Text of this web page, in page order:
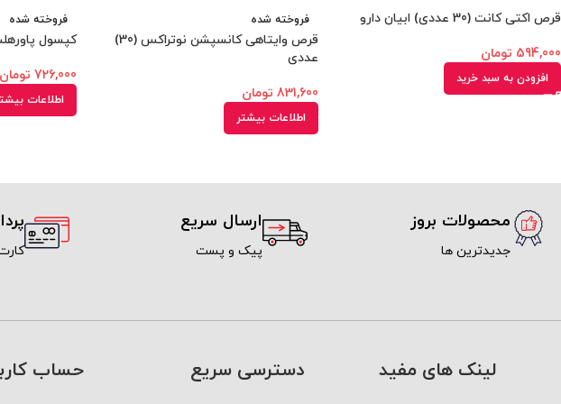
قرص اکتی کانت (30 عددی) ابیان دارو
594,000 تومان
افزودن به سبد خرید
فروخته شده
قرص وایتاهی کانسپشن نوتراکس (30)
عددی
831,600 تومان
اطلاعات بیشتر
فروخته شده
کپسول پاورهلس
726,000
اطلاعات
محصولات بروز
جدیدترین ها
ارسال سریع
پیک و پست
لینک های مفید دسترسی سریع حساب